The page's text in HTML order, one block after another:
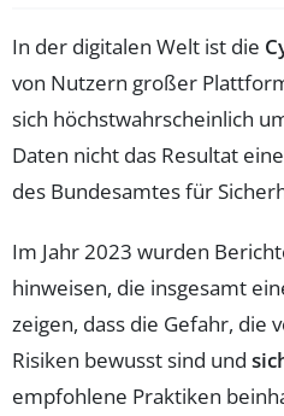
In der digitalen Welt ist die
von Nutzern großer
sich höchstwahrscheinlich
Daten nicht das Resultat
des Bundesamtes für
Im Jahr 2023 wurden
hinweisen, die insgesamt
zeigen, dass die Gefahr, die
Risiken bewusst sind und
empfohlene Praktiken